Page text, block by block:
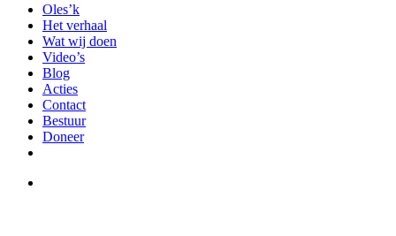
Menu
Oles’k
Het verhaal
Wat wij doen
Video’s
Blog
Acties
Contact
Bestuur
Doneer